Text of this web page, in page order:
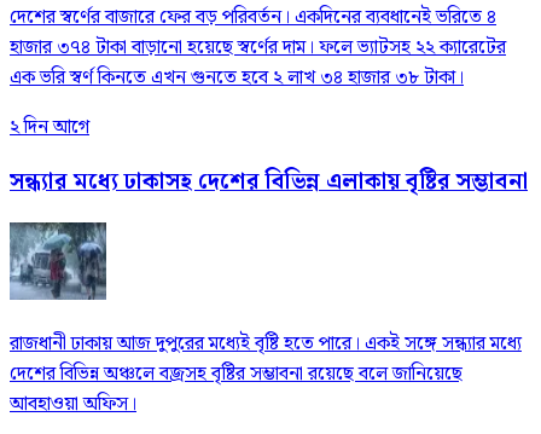
দেশের স্বর্ণের বাজারে ফের বড় পরিবর্তন। একদিনের ব্যবধানেই ভরিতে ৪
হাজার ৩৭৪ টাকা বাড়ানো হয়েছে স্বর্ণের দাম। ফলে ভ্যাটসহ ২২ ক্যারেটের
এক ভরি স্বর্ণ কিনতে এখন গুনতে হবে ২ লাখ ৩৪ হাজার ৩৮ টাকা।
২ দিন আগে
সন্ধ্যার মধ্যে ঢাকাসহ দেশের বিভিন্ন এলাকায় বৃষ্টির সম্ভাবনা
রাজধানী ঢাকায় আজ দুপুরের মধ্যেই বৃষ্টি হতে পারে। একই সঙ্গে সন্ধ্যার মধ্যে
দেশের বিভিন্ন অঞ্চলে বজ্রসহ বৃষ্টির সম্ভাবনা রয়েছে বলে জানিয়েছে
আবহাওয়া অফিস।